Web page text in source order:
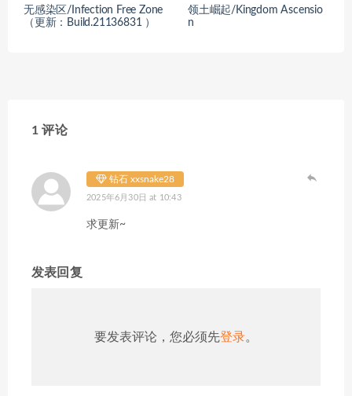
无感染区/Infection Free Zone
（更新：Build.21136831 ）
领土崛起/Kingdom Ascensio
n
1 评论
钻石 xxsnake28
2025年6月30日 at 10:43
求更新~
发表回复
要发表评论，您必须先登录。